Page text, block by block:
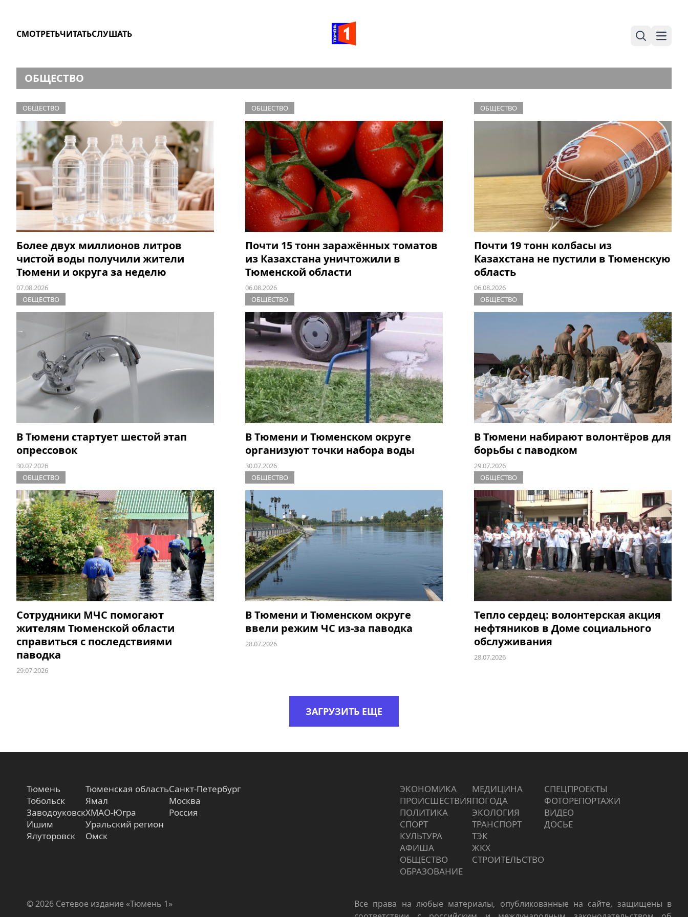
СМОТРЕТЬЧИТАТЬСЛУШАТЬ
Поиск
ОБЩЕСТВО
ОБЩЕСТВО
Более двух миллионов литров
чистой воды получили жители
Тюмени и округа за неделю
07.08.2026
ОБЩЕСТВО
Почти 15 тонн заражённых томатов
из Казахстана уничтожили в
Тюменской области
06.08.2026
ОБЩЕСТВО
Почти 19 тонн колбасы из
Казахстана не пустили в Тюменскую
область
06.08.2026
ОБЩЕСТВО
В Тюмени стартует шестой этап
опрессовок
30.07.2026
ОБЩЕСТВО
В Тюмени и Тюменском округе
организуют точки набора воды
30.07.2026
ОБЩЕСТВО
В Тюмени набирают волонтёров для
борьбы с паводком
29.07.2026
ОБЩЕСТВО
Сотрудники МЧС помогают
жителям Тюменской области
справиться с последствиями
паводка
29.07.2026
ОБЩЕСТВО
В Тюмени и Тюменском округе
ввели режим ЧС из-за паводка
28.07.2026
ОБЩЕСТВО
Тепло сердец: волонтерская акция
нефтяников в Доме социального
обслуживания
28.07.2026
ЗАГРУЗИТЬ ЕЩЕ
Тюмень
Тобольск
Заводоуковск
Ишим
Ялуторовск
Тюменская область
Ямал
ХМАО-Югра
Уральский регион
Омск
Санкт-Петербург
Москва
Россия
ЭКОНОМИКА
ПРОИCШЕСТВИЯ
ПОЛИТИКА
СПОРТ
КУЛЬТУРА
АФИША
ОБЩЕСТВО
ОБРАЗОВАНИЕ
МЕДИЦИНА
ПОГОДА
ЭКОЛОГИЯ
ТРАНСПОРТ
ТЭК
ЖКХ
СТРОИТЕЛЬСТВО
СПЕЦПРОЕКТЫ
ФОТОРЕПОРТАЖИ
ВИДЕО
ДОСЬЕ
© 2026 Сетевое издание «Тюмень 1»
Все права на любые материалы, опубликованные на сайте, защищены в